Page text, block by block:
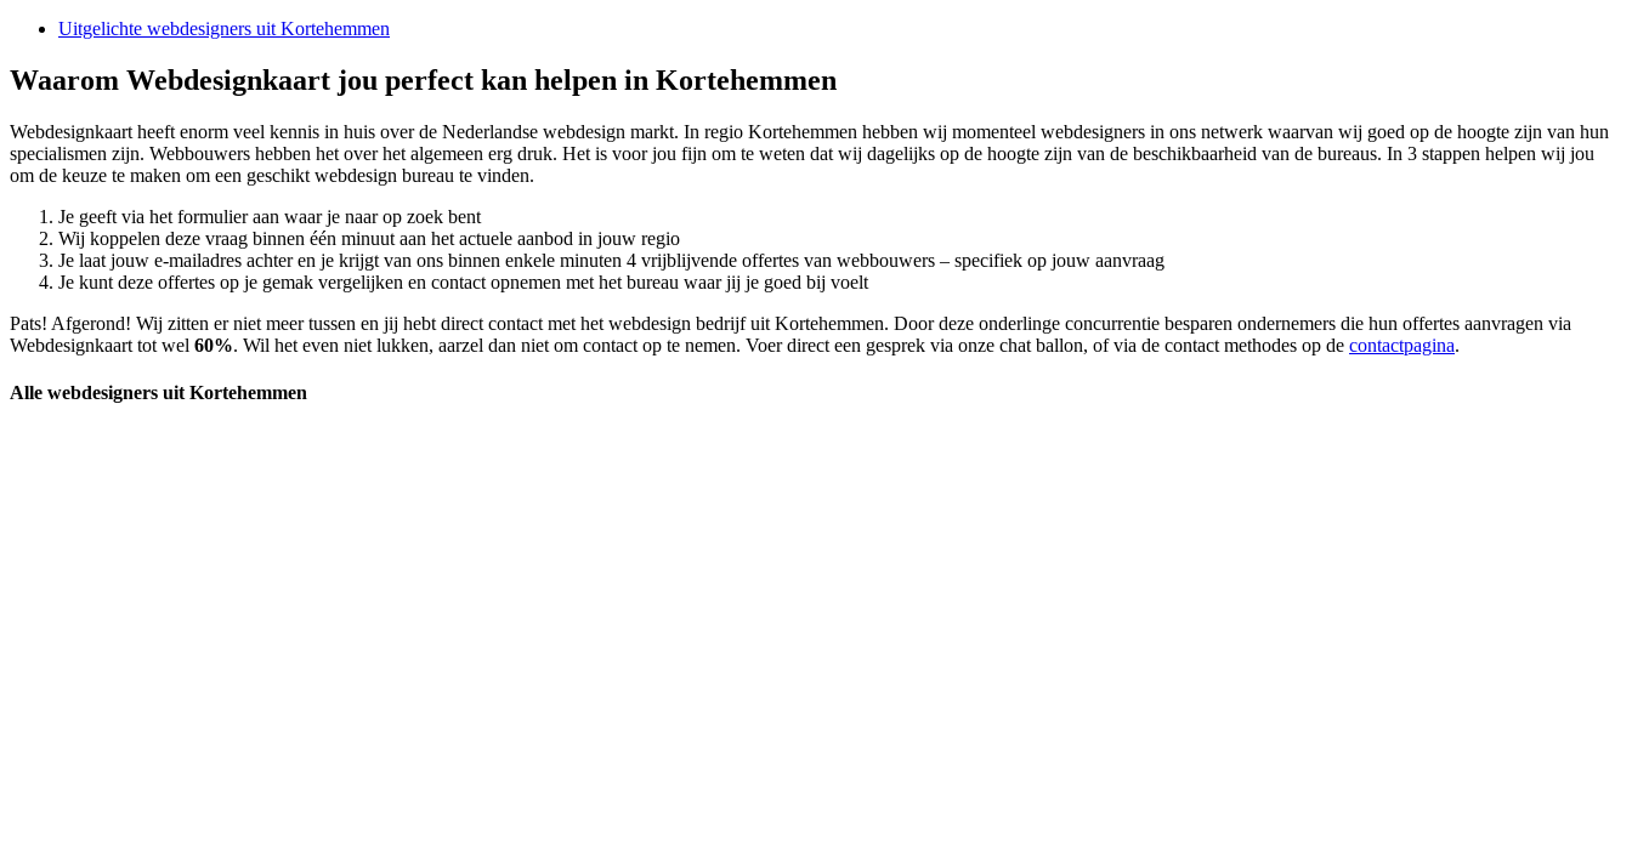
Uitgelichte webdesigners uit Kortehemmen
Waarom Webdesignkaart jou perfect kan helpen in Kortehemmen
Webdesignkaart heeft enorm veel kennis in huis over de Nederlandse webdesign markt. In regio Kortehemmen hebben wij momenteel webdesigners in ons netwerk waarvan wij goed op de hoogte zijn van hun
specialismen zijn. Webbouwers hebben het over het algemeen erg druk. Het is voor jou fijn om te weten dat wij dagelijks op de hoogte zijn van de beschikbaarheid van de bureaus. In 3 stappen helpen wij jou
om de keuze te maken om een geschikt webdesign bureau te vinden.
Je geeft via het formulier aan waar je naar op zoek bent
Wij koppelen deze vraag binnen één minuut aan het actuele aanbod in jouw regio
Je laat jouw e-mailadres achter en je krijgt van ons binnen enkele minuten 4 vrijblijvende offertes van webbouwers – specifiek op jouw aanvraag
Je kunt deze offertes op je gemak vergelijken en contact opnemen met het bureau waar jij je goed bij voelt
Pats! Afgerond! Wij zitten er niet meer tussen en jij hebt direct contact met het webdesign bedrijf uit Kortehemmen. Door deze onderlinge concurrentie besparen ondernemers die hun offertes aanvragen via
Webdesignkaart tot wel 60%. Wil het even niet lukken, aarzel dan niet om contact op te nemen. Voer direct een gesprek via onze chat ballon, of via de contact methodes op de contactpagina.
Alle webdesigners uit Kortehemmen